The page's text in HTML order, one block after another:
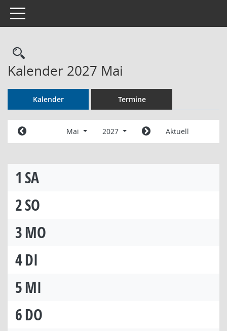
Toggle navigation
Rechercheauswahl
Kalender 2027 Mai
Kalender Termine
Mai 2027 Aktuell
1 SA
2SO
3MO
4DI
5MI
6DO